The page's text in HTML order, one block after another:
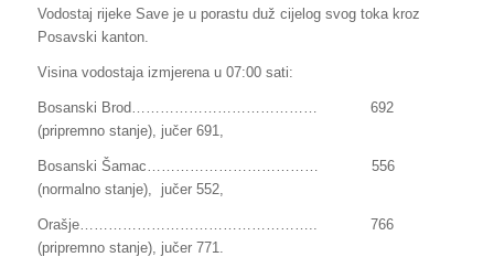
Vodostaj rijeke Save je u porastu duž cijelog svog toka kroz
Posavski kanton.
Visina vodostaja izmjerena u 07:00 sati:
Bosanski Brod………………………………… 692
(pripremno stanje), jučer 691,
Bosanski Šamac……………………………… 556
(normalno stanje), jučer 552,
Orašje………………………………………….. 766
(pripremno stanje), jučer 771.